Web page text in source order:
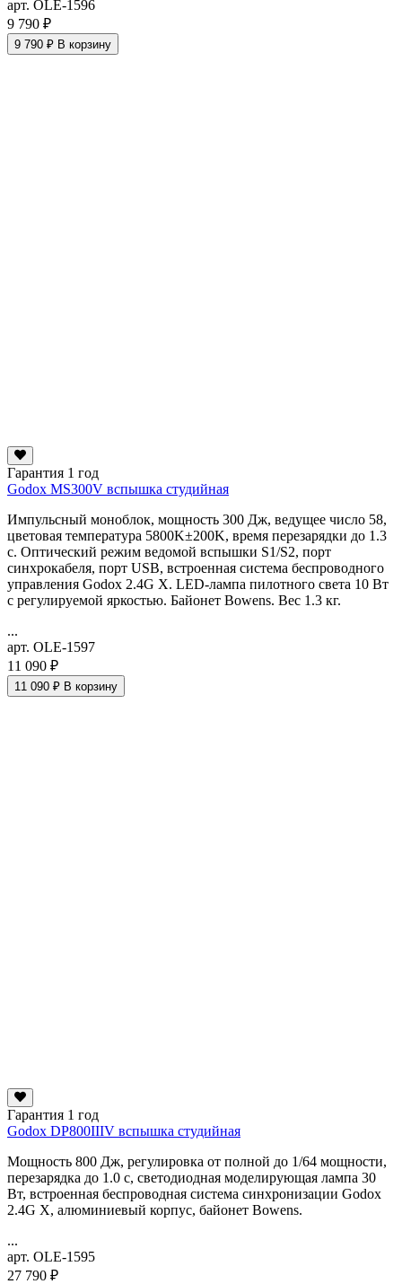
арт. OLE-1596
9 790 ₽
9 790 ₽ В корзину
Гарантия 1 год
Godox MS300V вспышка студийная
Импульсный моноблок, мощность 300 Дж, ведущее число 58,
цветовая температура 5800K±200K, время перезарядки до 1.3
с. Оптический режим ведомой вспышки S1/S2, порт
синхрокабеля, порт USB, встроенная система беспроводного
управления Godox 2.4G X. LED-лампа пилотного света 10 Вт
с регулируемой яркостью. Байонет Bowens. Вес 1.3 кг.
...
арт. OLE-1597
11 090 ₽
11 090 ₽ В корзину
Гарантия 1 год
Godox DP800IIIV вспышка студийная
Мощность 800 Дж, регулировка от полной до 1/64 мощности,
перезарядка до 1.0 с, светодиодная моделирующая лампа 30
Вт, встроенная беспроводная система синхронизации Godox
2.4G X, алюминиевый корпус, байонет Bowens.
...
арт. OLE-1595
27 790 ₽